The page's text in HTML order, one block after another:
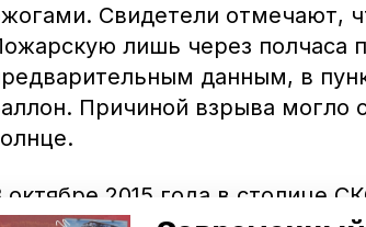
Свидетели отмечают,
лишь через полчаса
данным, в
Причиной взрыва могло
октябре 2015 года в столице